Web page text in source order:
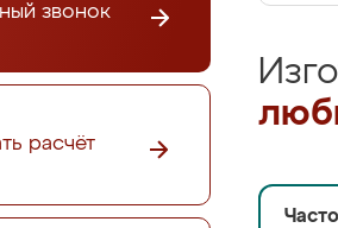
звонок
расчёт